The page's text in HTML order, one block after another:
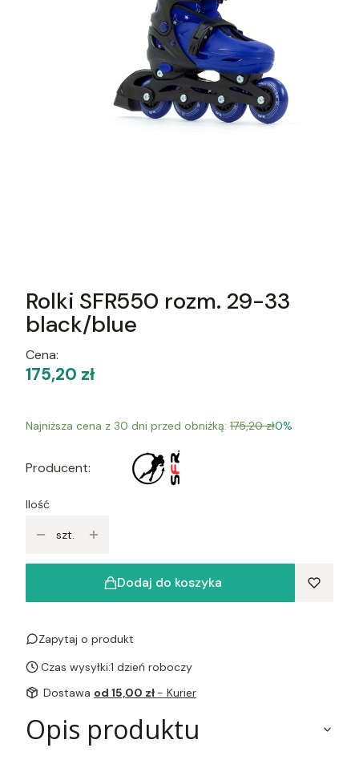
Rolki SFR550 rozm. 29-33
black/blue
Cena:
175,20 zł
Najniższa cena z 30 dni przed obniżką: 175,20 zł0%
Producent:
Ilość
szt.
Dodaj do koszyka
Zapytaj o produkt
Czas wysyłki:1 dzień roboczy
Dostawa od 15,00 zł - Kurier
Opis produktu